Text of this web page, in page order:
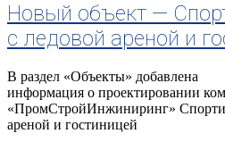
Новый объект —
с ледовой ареной и
В раздел «Объекты» добавлена
информация о проектировании
«ПромСтройИнжиниринг»
ареной и гостиницей